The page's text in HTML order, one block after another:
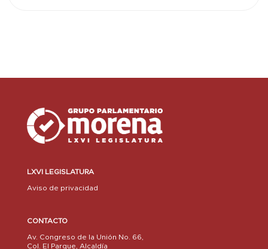
LXVI LEGISLATURA
Aviso de privacidad
CONTACTO
Av. Congreso de la Unión No. 66,
Col. El Parque, Alcaldía